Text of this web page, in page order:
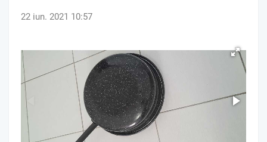
22 iun. 2021 10:57